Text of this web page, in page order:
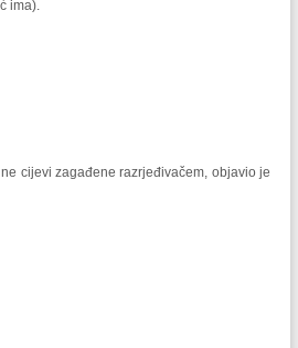
ima).
cijevi zagađene razrjeđivačem, objavio je